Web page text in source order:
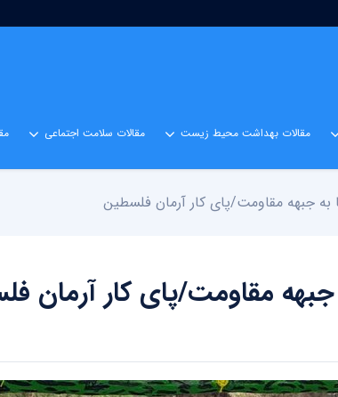
مقالات بهداشت محیط زیست مقالات سلامت اجتماعی
جبهه مقاومت/پای کار آرمان فلسطین
مقاومت/پای کار آرمان